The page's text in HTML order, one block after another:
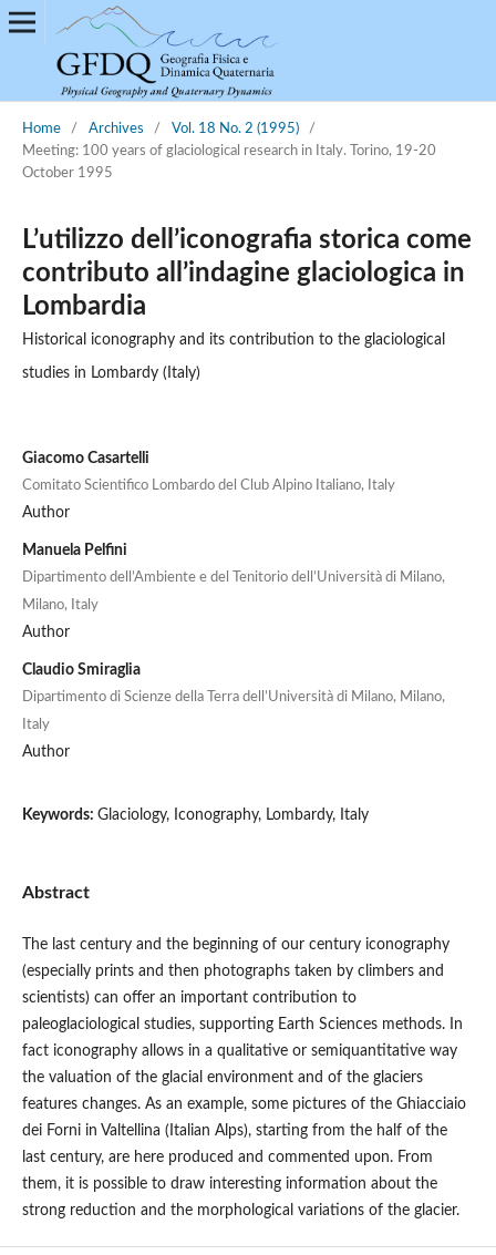
Home / Archives / Vol. 18 No. 2 (1995)
/
Meeting: 100 years of glaciological research in Italy. Torino, 19-20
October 1995
L’utilizzo dell’iconografia storica come
contributo all’indagine glaciologica in
Lombardia
Historical iconography and its contribution to the glaciological
studies in Lombardy (Italy)
Giacomo Casartelli
Comitato Scientifico Lombardo del Club Alpino Italiano, Italy
Author
Manuela Pelfini
Dipartimento dell’Ambiente e del Tenitorio dell’Università di Milano,
Milano, Italy
Author
Claudio Smiraglia
Dipartimento di Scienze della Terra dell’Università di Milano, Milano,
Italy
Author
Keywords: Glaciology, Iconography, Lombardy, Italy
Abstract
The last century and the beginning of our century iconography
(especially prints and then photographs taken by climbers and
scientists) can offer an important contribution to
paleoglaciological studies, supporting Earth Sciences methods. In
fact iconography allows in a qualitative or semiquantitative way
the valuation of the glacial environment and of the glaciers
features changes. As an example, some pictures of the Ghiacciaio
dei Forni in Valtellina (Italian Alps), starting from the half of the
last century, are here produced and commented upon. From
them, it is possible to draw interesting information about the
strong reduction and the morphological variations of the glacier.